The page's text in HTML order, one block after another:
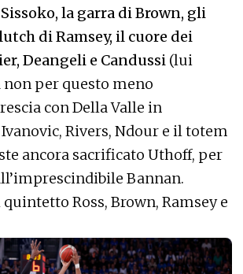
la garra di Brown, gli
di Ramsey, il cuore dei
Deangeli e Candussi (lui
non per questo meno
con Della Valle in
Rivers, Ndour e il totem
ancora sacrificato Uthoff, per
Bannan.
Ross, Brown, Ramsey e